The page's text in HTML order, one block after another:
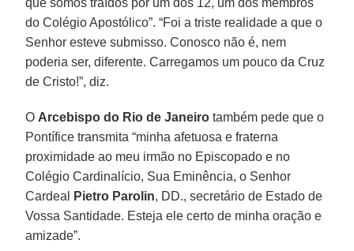
do Colégio Apostólico”. “Foi a triste realidade a que o
Senhor esteve submisso. Conosco não é, nem
poderia ser, diferente. Carregamos um pouco da Cruz
de Cristo!”, diz.
O Arcebispo do Rio de Janeiro também pede que o
Pontífice transmita “minha afetuosa e fraterna
proximidade ao meu irmão no Episcopado e no
Colégio Cardinalício, Sua Eminência, o Senhor
Cardeal
Pietro Parolin, DD., secretário de Estado de
Vossa Santidade. Esteja ele certo de minha oração e
amizade”.